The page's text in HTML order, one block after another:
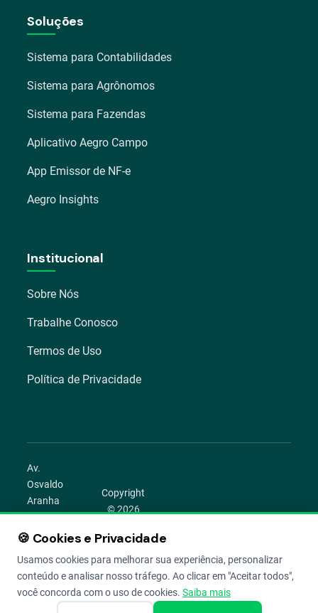
Soluções
Sistema para Contabilidades
Sistema para Agrônomos
Sistema para Fazendas
Aplicativo Aegro Campo
App Emissor de NF-e
Aegro Insights
Institucional
Sobre Nós
Trabalhe Conosco
Termos de Uso
Política de Privacidade
Av.
Osvaldo
Aranha
1022 –
Bom
Porto
Alegre –
RS
Copyright
© 2026
Todos os
direitos
reservados.
🍪 Cookies e Privacidade
Usamos cookies para melhorar sua experiência, personalizar
conteúdo e analisar nosso tráfego. Ao clicar em "Aceitar todos",
você concorda com o uso de cookies. Saiba mais